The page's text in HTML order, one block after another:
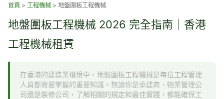
首頁 > 工程機械 > 地盤圍板工程機械
地盤圍板工程機械 2026 完全指南｜香港
工程機械租賃
在香港的建造業環境中，地盤圍板工程機械是每位工程管理
人員都需要掌握的重要知識。無論你是承建商、物業管理公
司還是裝修公司，了解相關的規定和最佳實踐，都能確保工